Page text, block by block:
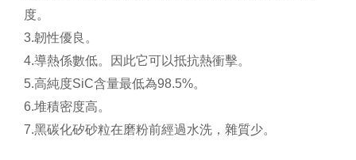
度。
3.韌性優良。
4.導熱係數低。因此它可以抵抗熱衝擊。
5.高純度SiC含量最低為98.5%。
6.堆積密度高。
7.黑碳化矽砂粒在磨粉前經過水洗，雜質少。